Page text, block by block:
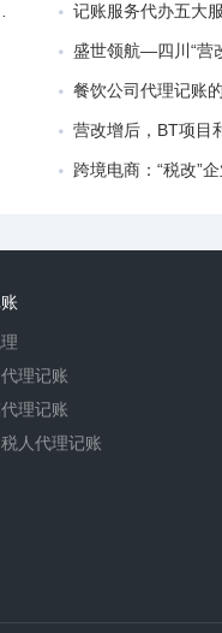
记账服务代办五大
盛世领航—四川“营改
餐饮公司代理记账
营改增后，BT项目
跨境电商：“税改”
理记账
理记账
人代理记账